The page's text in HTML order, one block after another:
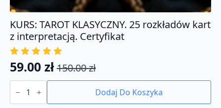
KURS: TAROT KLASYCZNY. 25 rozkładów kart
z interpretacją. Certyfikat
150.00zł
Pierwotna
cena
wynosiła:
59.00 zł
Aktualna
cena
wynosi:
ilość
KURS: Dodaj Do Koszyka